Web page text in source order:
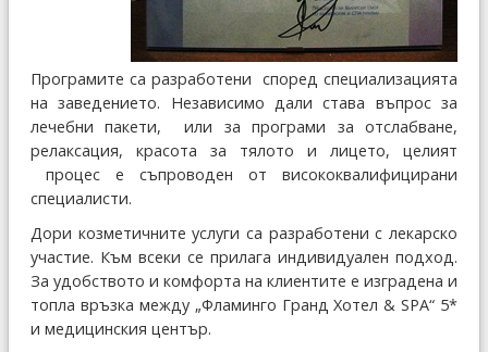
Програмите са разработени според специализацията
на заведението. Независимо дали става въпрос за
лечебни пакети, или за програми за отслабване,
релаксация, красота за тялото и лицето, целият
процес е съпроводен от висококвалифицирани
специалисти.
Дори козметичните услуги са разработени с лекарско
участие. Към всеки се прилага индивидуален подход.
За удобството и комфорта на клиентите е изградена и
топла връзка между „Фламинго Гранд Хотел & SPA“ 5*
и медицинския център.